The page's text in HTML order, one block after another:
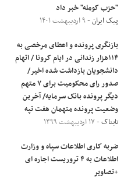
"حزب کومله" خبر داد
پیک ایران- ۹ اردیبهشت ۱۴۰۱
بازنگری پرونده و اعطای مرخصی به
۱۱۴هزار زندانی در ایام کرونا / اتهام
دانشجویان بازداشت شده اخیر/
صدور رای محکومیت برای ٧ متهم
دیگر پرونده بانک سرمایه/ آخرین
وضعیت پرونده متهمان هفت تپه
تابناک- ۱۷ اردیبهشت ۱۳۹۹
ضربه کاری اطلاعات سپاه و وزارت
اطلاعات به ۴ تروریست اجاره ای
+تصاویر